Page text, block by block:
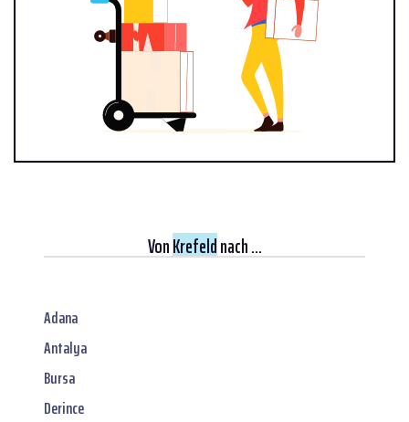
VonKrefeldnach ...
Adana
Antalya
Bursa
Derince